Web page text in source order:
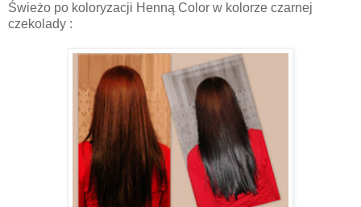
Świeżo po koloryzacji Henną Color w kolorze czarnej
czekolady :